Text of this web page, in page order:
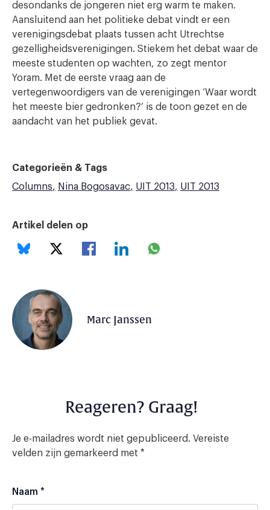
desondanks de jongeren niet erg warm te maken.
Aansluitend aan het politieke debat vindt er een
verenigingsdebat plaats tussen acht Utrechtse
gezelligheidsverenigingen. Stiekem het debat waar de
meeste studenten op wachten, zo zegt mentor
Yoram. Met de eerste vraag aan de
vertegenwoordigers van de verenigingen ‘Waar wordt
het meeste bier gedronken?’ is de toon gezet en de
aandacht van het publiek gevat.
Categorieën & Tags
Columns
Nina Bogosavac UIT 2013 UIT 2013
Artikel delen op
Marc Janssen
Reageren? Graag!
Je e-mailadres wordt niet gepubliceerd. Vereiste
velden zijn gemarkeerd met *
Naam *